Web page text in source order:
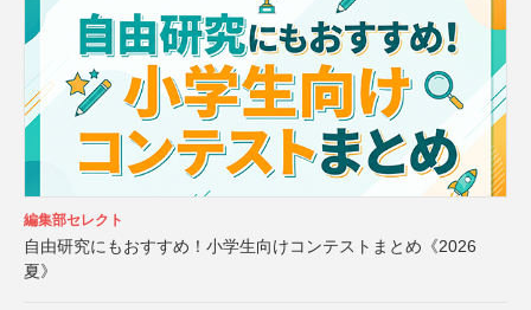
編集部セレクト
自由研究にもおすすめ！小学生向けコンテストまとめ《2026
夏》